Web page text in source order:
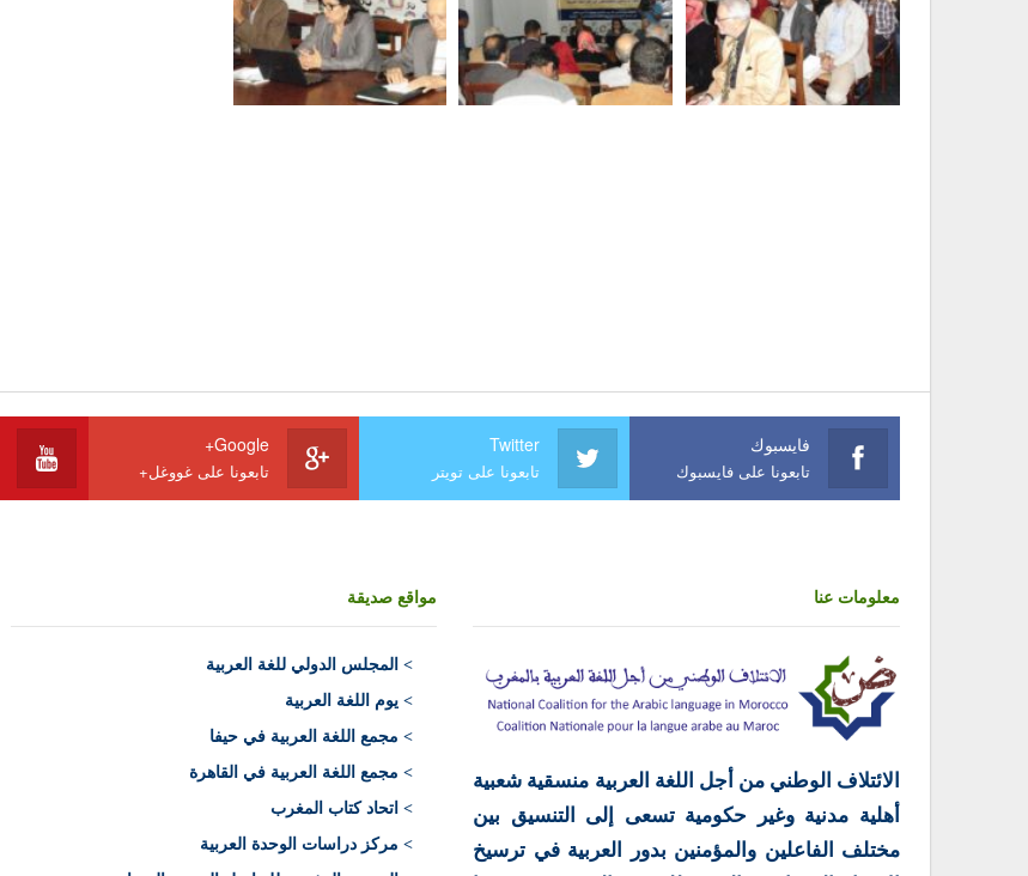
فايسبوك
تابعونا على فايسبوك
Twitter
تابعونا على تويتر
Google+
تابعونا على غووغل+
معلومات عنا
الائتلاف الوطني من أجل اللغة العربية منسقية شعبية
أهلية مدنية وغير حكومية تسعى إلى التنسيق بين
مختلف الفاعلين والمؤمنين بدور العربية في ترسيخ
مواقع صديقة
> المجلس الدولي للغة العربية
> يوم اللغة العربية
> مجمع اللغة العربية في حيفا
> مجمع اللغة العربية في القاهرة
> اتحاد كتاب المغرب
> مركز دراسات الوحدة العربية